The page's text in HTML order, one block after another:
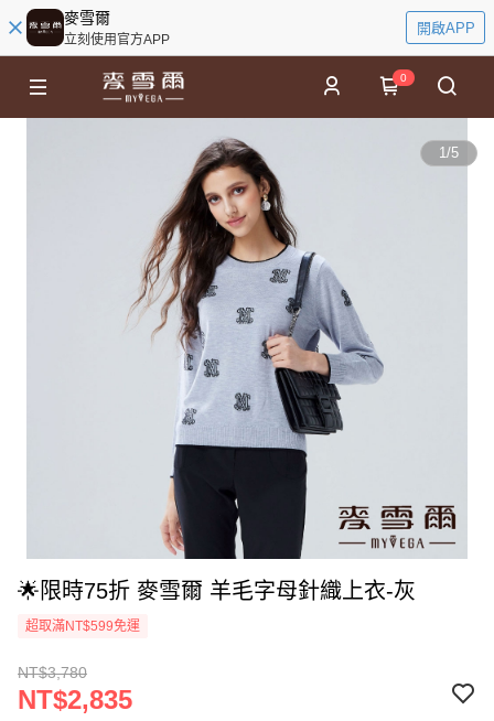
麥雪爾
立刻使用官方APP
開啟APP
0
1/5
🌟限時75折 麥雪爾 羊毛字母針織上衣-灰
超取滿NT$599免運
NT$3,780
NT$2,835